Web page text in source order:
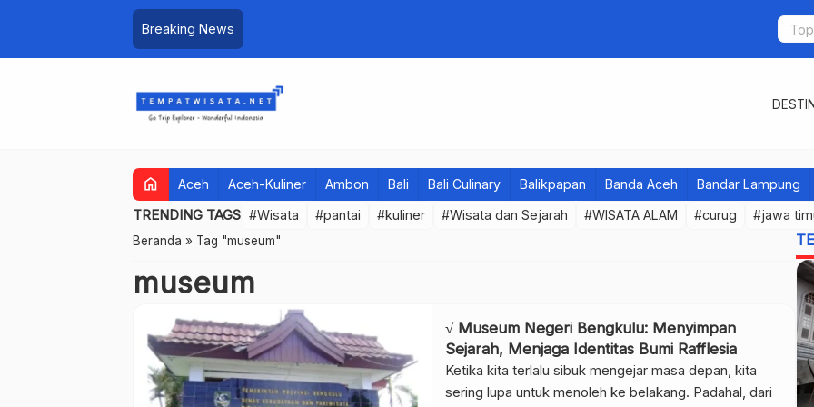
Breaking News
home Aceh Aceh-Kuliner Ambon Bali Bali Culinary Balikpapan Banda Aceh Bandar Lampung
TRENDING TAGS #Wisata #pantai #kuliner #Wisata dan Sejarah #WISATA ALAM #curug #jawa
Beranda » Tag "museum"
museum
√ Museum Negeri Bengkulu: Menyimpan
Sejarah, Menjaga Identitas Bumi Rafflesia
Ketika kita terlalu sibuk mengejar masa depan, kita
sering lupa untuk menoleh ke belakang. Padahal, dari